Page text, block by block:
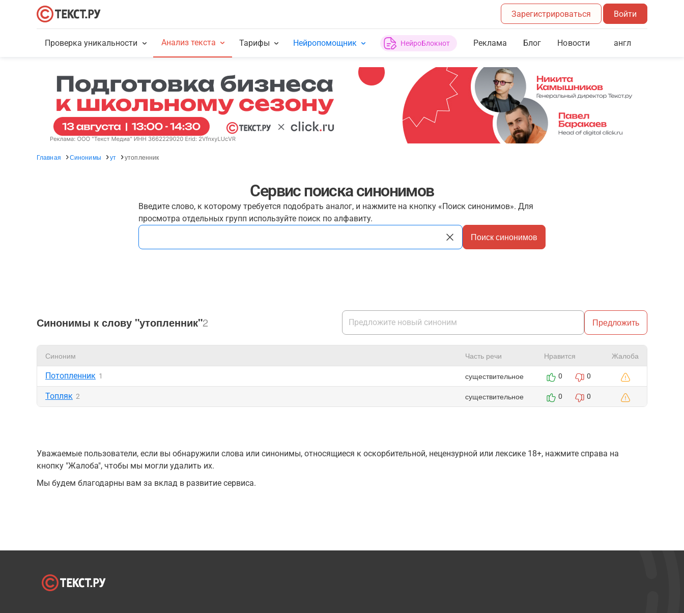
Зарегистрироваться Войти
Проверка уникальности Анализ текста Тарифы Нейропомощник НейроБлокнот Реклама Блог Новости англ
Главная Синонимы ут утопленник
Сервис поиска синонимов
Введите слово, к которому требуется подобрать аналог, и нажмите на кнопку «Поиск синонимов». Для
просмотра отдельных групп используйте поиск по алфавиту.
Поиск синонимов
Синонимы к слову "утопленник"2 Предложить
Синоним Часть речи Нравится Жалоба
Потопленник 1 существительное 0 0
Топляк 2 существительное 0 0
Уважаемые пользователи, если вы обнаружили слова или синонимы, относящиеся к оскорбительной, нецензурной или лексике 18+, нажмите справа на
кнопку "Жалоба", чтобы мы могли удалить их.
Мы будем благодарны вам за вклад в развитие сервиса.